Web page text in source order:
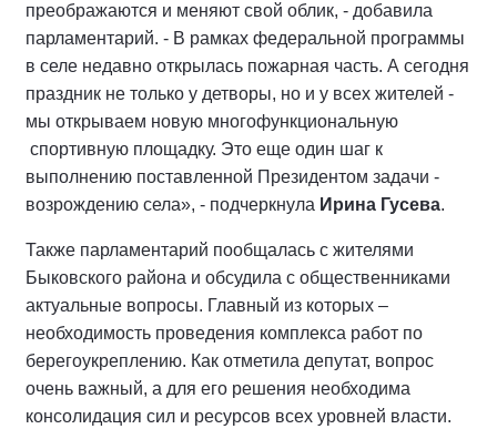
преображаются и меняют свой облик, - добавила
парламентарий. - В рамках федеральной программы
в селе недавно открылась пожарная часть. А сегодня
праздник не только у детворы, но и у всех жителей -
мы открываем новую многофункциональную
спортивную площадку. Это еще один шаг к
выполнению поставленной Президентом задачи -
возрождению села», - подчеркнула Ирина Гусева.
Также парламентарий пообщалась с жителями
Быковского района и обсудила с общественниками
актуальные вопросы. Главный из которых –
необходимость проведения комплекса работ по
берегоукреплению. Как отметила депутат, вопрос
очень важный, а для его решения необходима
консолидация сил и ресурсов всех уровней власти.